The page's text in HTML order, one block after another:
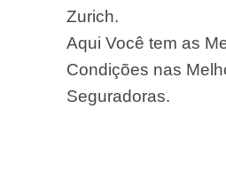
Zurich.
Aqui Você tem as
Condições nas
Seguradoras.